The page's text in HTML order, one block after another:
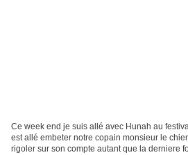
Ce week end je suis allé avec Hunah au
est allé embeter notre copain monsieur le
rigoler sur son compte autant que la derniere